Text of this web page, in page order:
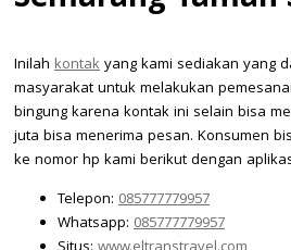
Inilah kontakyang kami sediakan yang
masyarakat untuk melakukan
bingung karena kontak ini selain bisa
juta bisa menerima pesan. Konsumen
ke nomor hp kami berikut dengan
Telepon: 085777779957
Whatsapp: 085777779957